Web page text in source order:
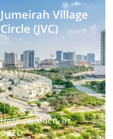
Jumeirah Village
Circle (JVC)
Недвижимость от
0 AED